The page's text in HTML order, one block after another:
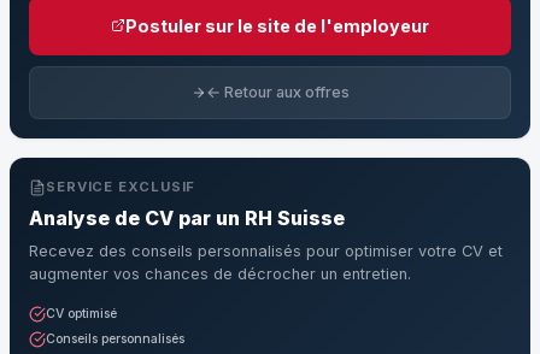
Postuler sur le site de l'employeur
← Retour aux offres
SERVICE EXCLUSIF
Analyse de CV par un RH Suisse
Recevez des conseils personnalisés pour optimiser votre CV et
augmenter vos chances de décrocher un entretien.
CV optimisé
Conseils personnalisés